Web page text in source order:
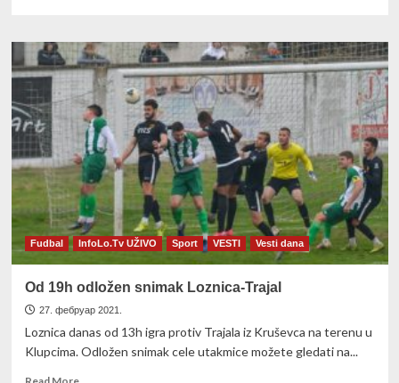
UŽIVO
KMF
LESKOVAC
–
KMF
LOZNICA
20h
Fudbal InfoLo.Tv UŽIVO Sport VESTI Vesti dana
Od 19h odložen snimak Loznica-Trajal
27. фебруар 2021.
Loznica danas od 13h igra protiv Trajala iz Kruševca na terenu u
Klupcima. Odložen snimak cele utakmice možete gledati na...
Read